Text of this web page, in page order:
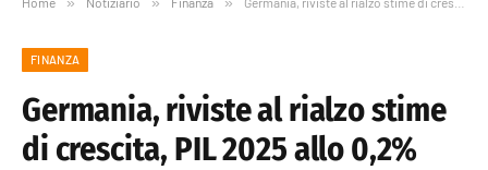
FINANZA
Germania, riviste al rialzo stime
di crescita, PIL 2025 allo 0,2%